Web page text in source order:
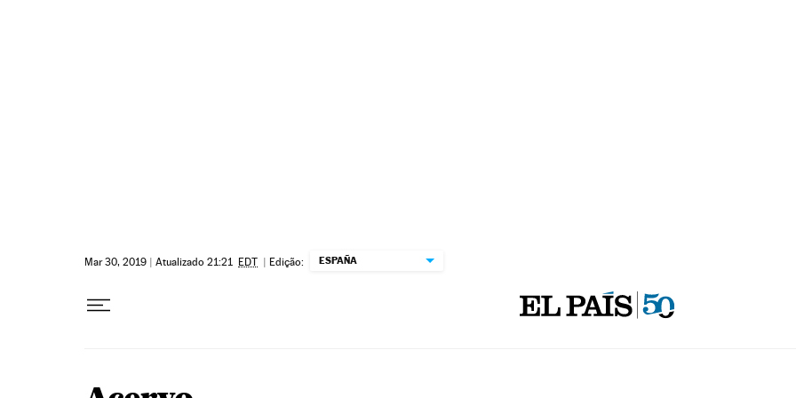
Mar 30, 2019 | Atualizado 21:21 EDT | Edição: ESPAÑA